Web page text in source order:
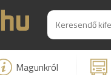
Magunkról